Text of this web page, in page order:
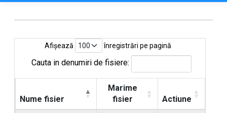
Afișează înregistrări pe pagină
Cauta in denumiri de fisiere:
Nume fisier
Marime
fisier
Actiune